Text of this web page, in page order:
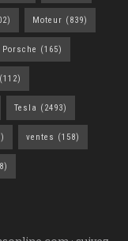
Moteur (839)
Porsche (165)
(112)
Tesla (2493)
ventes (158)